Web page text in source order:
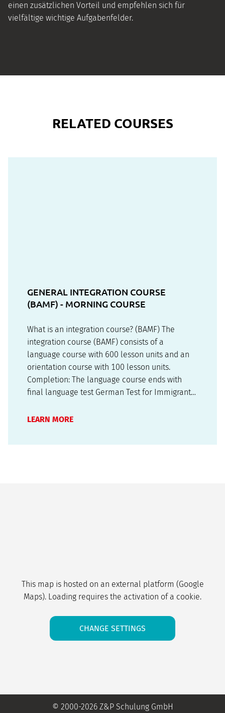
einen zusätzlichen Vorteil und empfehlen sich für
vielfältige wichtige Aufgabenfelder.
RELATED COURSES
GENERAL INTEGRATION COURSE
(BAMF) - MORNING COURSE
What is an integration course? (BAMF) The
integration course (BAMF) consists of a
language course with 600 lesson units and an
orientation course with 100 lesson units.
Completion: The language course ends with
final language test German Test for Immigrants
course ends with the test Living in Germany
LEARN MORE
This map is hosted on an external platform (Google
Maps). Loading requires the activation of a cookie.
CHANGE SETTINGS
© 2000-2026 Z&P Schulung GmbH